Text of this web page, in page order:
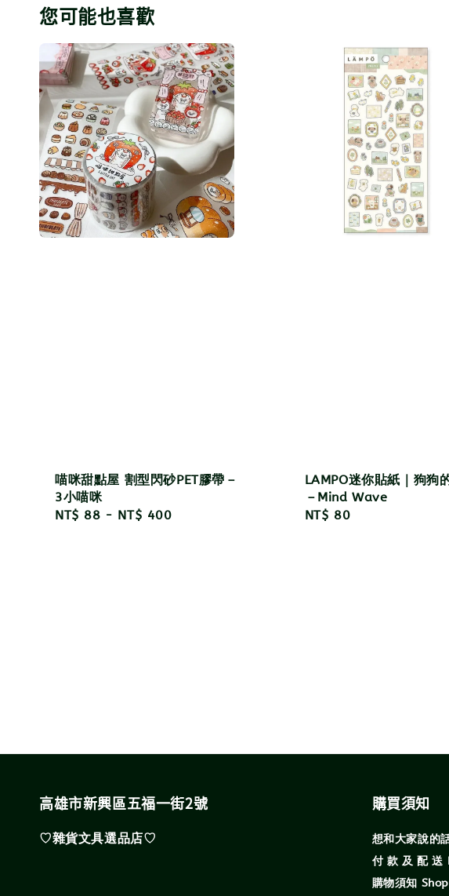
您可能也喜歡
喵咪甜點屋 割型閃砂PET膠帶－
3小喵咪
Regular
NT$ 88 - NT$ 400
LAMPO迷你貼紙｜狗狗
－Mind Wave
Regular
NT$ 80
高雄市新興區五福一街2號
♡雜貨文具選品店♡
購買須知
想和大家說的
付 款 及 配
購物須知